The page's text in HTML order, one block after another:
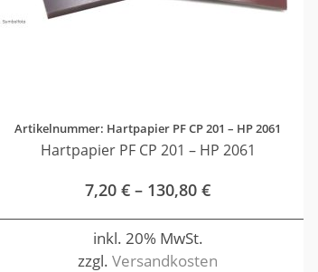
Artikelnummer: Hartpapier PF CP 201 – HP 2061
Hartpapier PF CP 201 – HP 2061
7,20€ – 130,80€
inkl. 20% MwSt.
zzgl.Versandkosten